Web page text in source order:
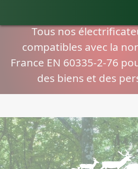
Tous nos
compatibles avec la
France EN 60335-2-76
des biens et des